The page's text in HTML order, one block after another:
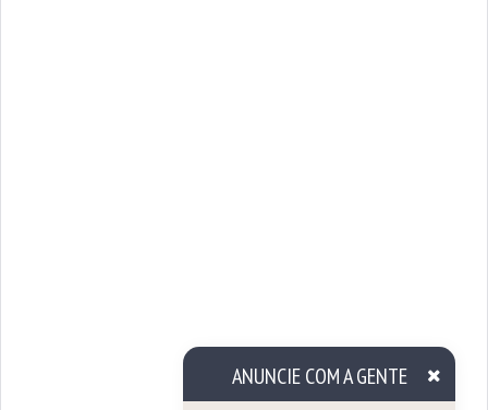
ANUNCIE COM A GENTE